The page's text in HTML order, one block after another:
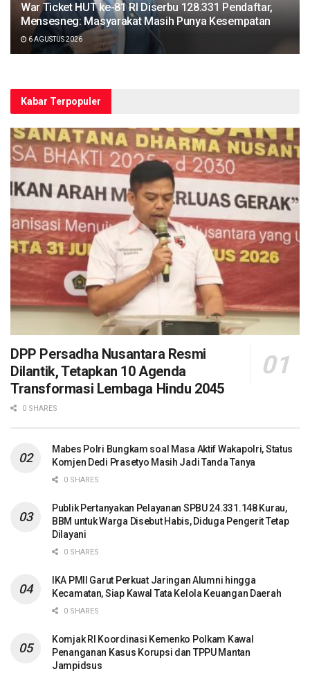
War Ticket HUT ke-81 RI Diserbu 128.331 Pendaftar,
Mensesneg: Masyarakat Masih Punya Kesempatan
6 AGUSTUS 2026
Kabar Terpopuler
DPP Persadha Nusantara Resmi
Dilantik, Tetapkan 10 Agenda
Transformasi Lembaga Hindu 2045
0 SHARES
Mabes Polri Bungkam soal Masa Aktif Wakapolri, Status
Komjen Dedi Prasetyo Masih Jadi Tanda Tanya
0 SHARES
Publik Pertanyakan Pelayanan SPBU 24.331.148 Kurau,
BBM untuk Warga Disebut Habis, Diduga Pengerit Tetap
Dilayani
0 SHARES
IKA PMII Garut Perkuat Jaringan Alumni hingga
Kecamatan, Siap Kawal Tata Kelola Keuangan Daerah
0 SHARES
Komjak RI Koordinasi Kemenko Polkam Kawal
Penanganan Kasus Korupsi dan TPPU Mantan
Jampidsus